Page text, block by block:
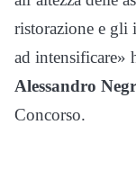
ristorazione e gli
ad intensificare»
Alessandro
Concorso.